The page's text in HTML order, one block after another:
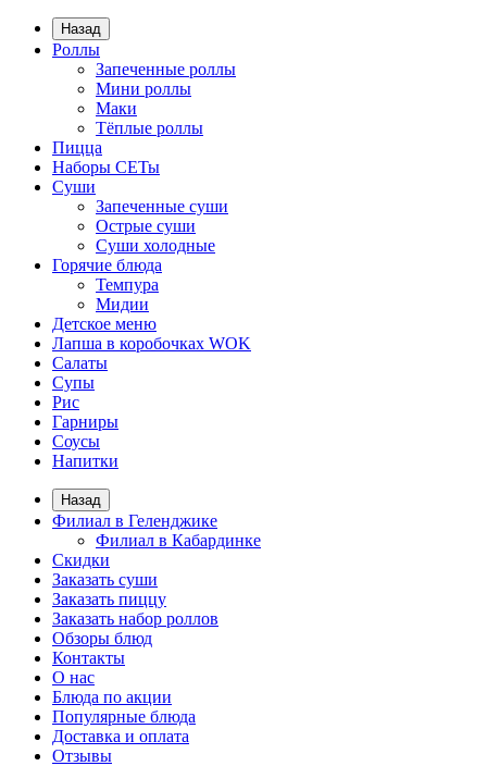
Назад
Роллы
Запеченные роллы
Мини роллы
Маки
Тёплые роллы
Пицца
Наборы СЕТы
Суши
Запеченные суши
Острые суши
Суши холодные
Горячие блюда
Темпура
Мидии
Детское меню
Лапша в коробочках WOK
Салаты
Супы
Рис
Гарниры
Соусы
Напитки
Назад
Филиал в Геленджике
Филиал в Кабардинке
Скидки
Заказать суши
Заказать пиццу
Заказать набор роллов
Обзоры блюд
Контакты
О нас
Блюда по акции
Популярные блюда
Доставка и оплата
Отзывы